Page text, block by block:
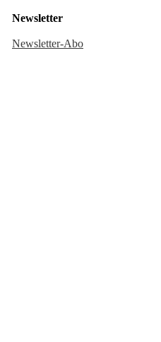
Newsletter
Newsletter-Abo